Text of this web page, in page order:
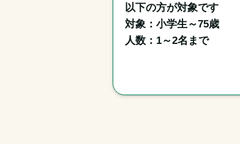
以下の方が対象です
対象：小学生～75歳
人数：1～2名まで